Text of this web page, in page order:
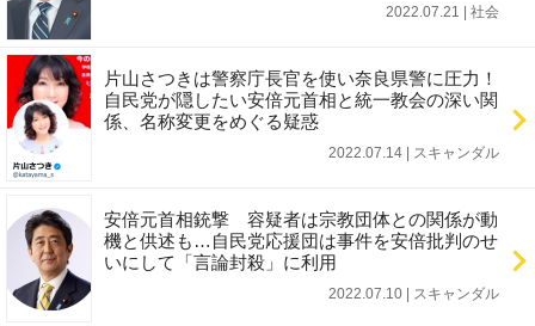
2022.07.21 | 社会
片山さつきは警察庁長官を使い奈良県警に圧力！
自民党が隠したい安倍元首相と統一教会の深い関
係、名称変更をめぐる疑惑
2022.07.14 | スキャンダル
安倍元首相銃撃 容疑者は宗教団体との関係が動
機と供述も…自民党応援団は事件を安倍批判のせ
いにして「言論封殺」に利用
2022.07.10 | スキャンダル